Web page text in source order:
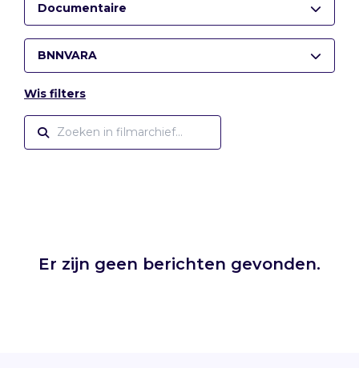
Documentaire
BNNVARA
Wis filters
Er zijn geen berichten gevonden.